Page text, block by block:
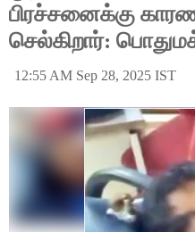
பிரச்சனைக்கு
செல்கிறார்:
12:55 AM Sep 28, 2025 IST